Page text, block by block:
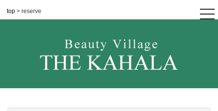
top > reserve